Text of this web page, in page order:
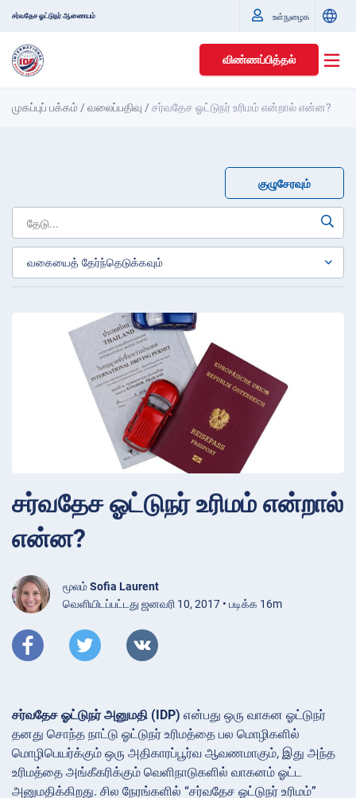
சர்வதேச ஓட்டுநர் ஆணையம் உள்நுழைக
விண்ணப்பித்தல்
முகப்புப் பக்கம் /வலைப்பதிவு /சர்வதேச ஓட்டுநர் உரிமம் என்றால் என்ன?
குழுசேரவும்
சர்வதேச ஓட்டுநர் உரிமம் என்றால்
என்ன?
மூலம்Sofia Laurent
வெளியிடப்பட்டது ஜனவரி 10, 2017 • படிக்க 16m
சர்வதேச ஓட்டுநர் அனுமதி (IDP) என்பது ஒரு வாகன ஓட்டுநர்
தனது சொந்த நாட்டு ஓட்டுநர் உரிமத்தை பல மொழிகளில்
மொழிபெயர்க்கும் ஒரு அதிகாரப்பூர்வ ஆவணமாகும், இது அந்த
உரிமத்தை அங்கீகரிக்கும் வெளிநாடுகளில் வாகனம் ஓட்ட
அனுமதிக்கிறது. சில நேரங்களில் “சர்வதேச ஓட்டுநர் உரிமம்”